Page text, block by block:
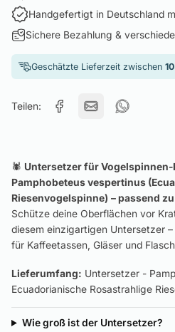
Handgefertigt in Deutschland
Sichere Bezahlung &
Geschätzte Lieferzeit zwischen
Teilen:
🕷️ Untersetzer für
Pamphobeteus vespertinus
Riesenvogelspinne) – passend
Schütze deine Oberflächen vor
diesem einzigartigen Untersetzer –
für Kaffeetassen, Gläser und
Lieferumfang: Untersetzer -
Ecuadorianische Rosastrahlige
Wie groß ist der Untersetzer?